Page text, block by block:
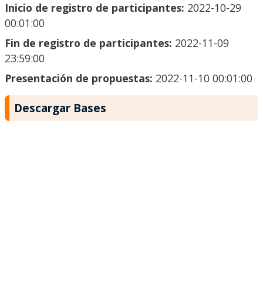
Inicio de registro de participantes: 2022-10-29
00:01:00
Fin de registro de participantes: 2022-11-09
23:59:00
Presentación de propuestas: 2022-11-10 00:01:00
Descargar Bases